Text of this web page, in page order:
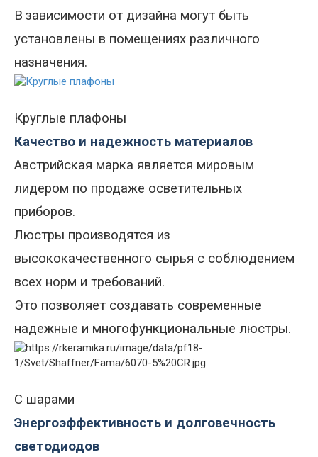
В зависимости от дизайна могут быть
установлены в помещениях различного
назначения.
Круглые плафоны
Качество и надежность материалов
Австрийская марка является мировым
лидером по продаже осветительных
приборов.
Люстры производятся из
высококачественного сырья с соблюдением
всех норм и требований.
Это позволяет создавать современные
надежные и многофункциональные люстры.
С шарами
Энергоэффективность и долговечность
светодиодов